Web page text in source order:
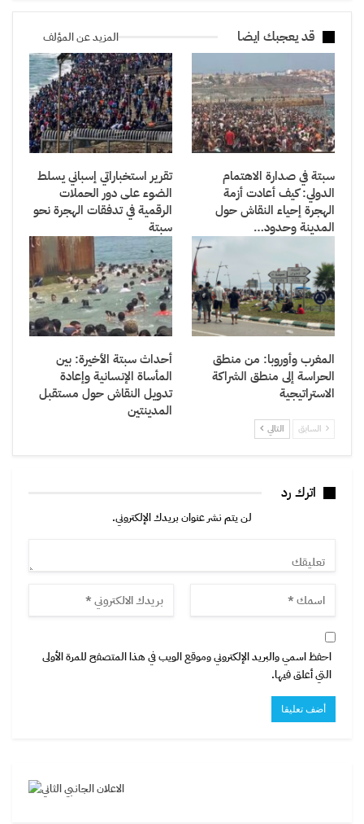
قد يعجبك ايضا المزيد عن المؤلف
سبتة في صدارة الاهتمام
الدولي: كيف أعادت أزمة
الهجرة إحياء النقاش حول
المدينة وحدود…
تقرير استخباراتي إسباني يسلط
الضوء على دور الحملات
الرقمية في تدفقات الهجرة نحو
سبتة
المغرب وأوروبا: من منطق
الحراسة إلى منطق الشراكة
الاستراتيجية
أحداث سبتة الأخيرة: بين
المأساة الإنسانية وإعادة
تدويل النقاش حول مستقبل
المدينتين
السابق التالي
اترك رد
لن يتم نشر عنوان بريدك الإلكتروني.
احفظ اسمي والبريد الإلكتروني وموقع الويب في هذا المتصفح للمرة الأولى
التي أعلق فيها.